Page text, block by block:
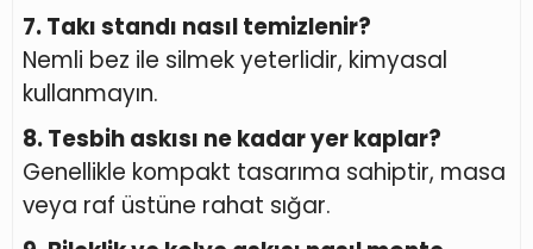
7. Takı standı nasıl temizlenir?
Nemli bez ile silmek yeterlidir, kimyasal
kullanmayın.
8. Tesbih askısı ne kadar yer kaplar?
Genellikle kompakt tasarıma sahiptir, masa
veya raf üstüne rahat sığar.